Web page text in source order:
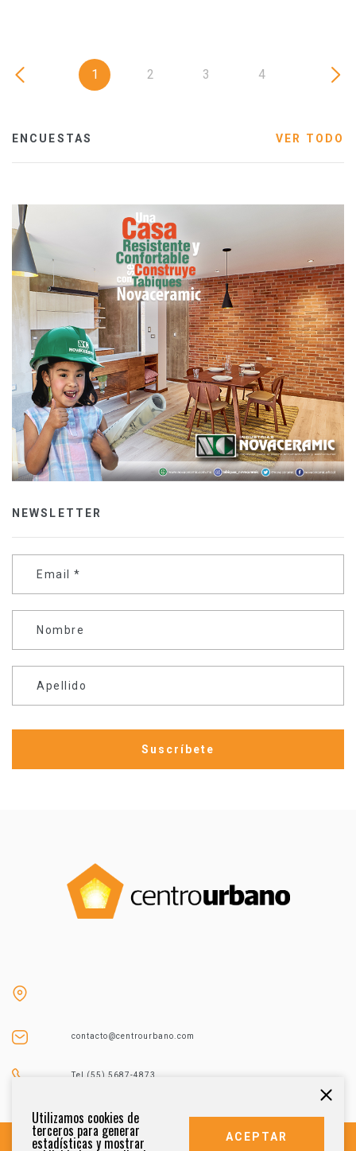
1 2 3 4
ENCUESTAS VER TODO
NEWSLETTER
Email *
Nombre
Apellido
contacto@centrourbano.com
Tel (55) 5687-4873
Utilizamos cookies de
terceros para generar
estadísticas y mostrar ACEPTAR